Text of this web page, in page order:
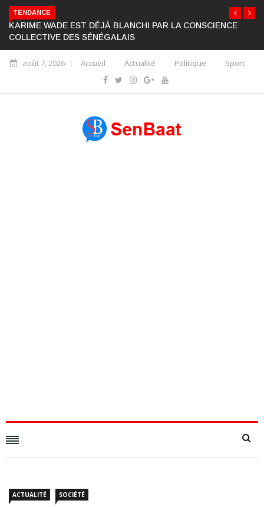
TENDANCE
KARIME WADE EST DÉJÀ BLANCHI PAR LA CONSCIENCE
COLLECTIVE DES SÉNÉGALAIS
août 7, 2026 Accueil Actualité Politique Sport
ACTUALITÉ SOCIÉTÉ